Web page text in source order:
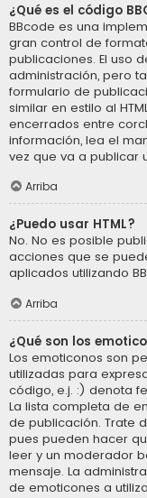
¿Qué es el código
BBcode es una
gran control de
publicaciones. El uso
administración, pero
formulario de
similar en estilo al
encerrados entre
información, lea el
vez que va a publicar
Arriba
¿Puedo usar HTML?
No. No es posible
acciones que se
aplicados utilizando
Arriba
¿Qué son los
Los emoticonos son
utilizadas para
código, e.j. :) denota
La lista completa de
de publicación. Trate
pues pueden hacer
leer y un moderador
mensaje. La
de emoticones a